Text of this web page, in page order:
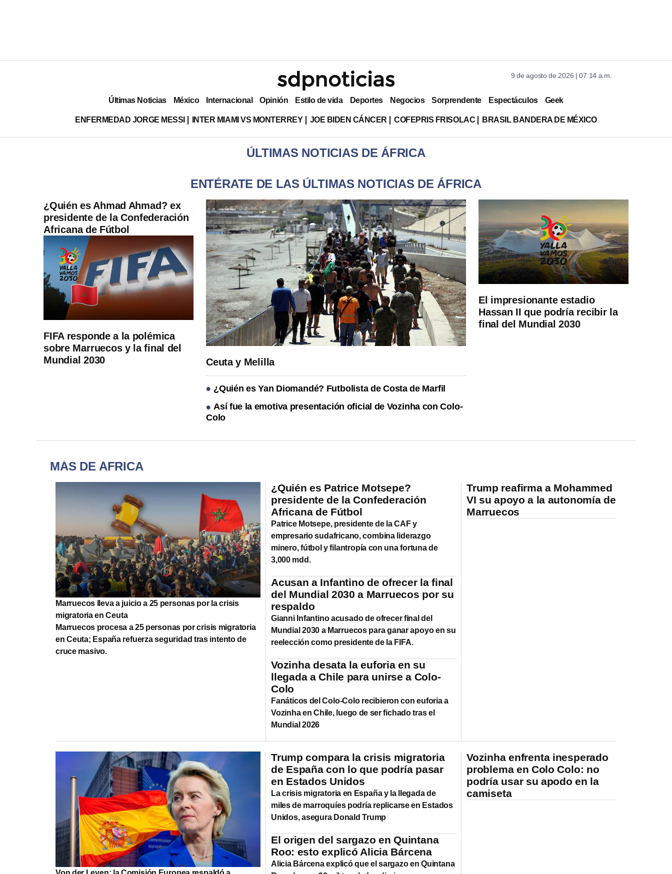
9 de agosto de 2026 | 07:14 a.m.
Últimas Noticias México Internacional Opinión Estilo de vida Deportes Negocios Sorprendente Espectáculos Geek
ENFERMEDAD JORGE MESSI INTER MIAMI VS MONTERREY JOE BIDEN CÁNCER COFEPRIS FRISOLAC BRASIL BANDERA DE MÉXICO
ÚLTIMAS NOTICIAS DE ÁFRICA
ENTÉRATE DE LAS ÚLTIMAS NOTICIAS DE ÁFRICA
¿Quién es Ahmad Ahmad? ex
presidente de la Confederación
Africana de Fútbol
FIFA responde a la polémica
sobre Marruecos y la final del
Mundial 2030
Ceuta y Melilla
¿Quién es Yan Diomandé? Futbolista de Costa de Marfil
Así fue la emotiva presentación oficial de Vozinha con Colo-
Colo
El impresionante estadio
Hassan II que podría recibir la
final del Mundial 2030
MÁS DE ÁFRICA
Marruecos lleva a juicio a 25 personas por la crisis
migratoria en Ceuta
Marruecos procesa a 25 personas por crisis migratoria
en Ceuta; España refuerza seguridad tras intento de
cruce masivo.
¿Quién es Patrice Motsepe?
presidente de la Confederación
Africana de Fútbol
Patrice Motsepe, presidente de la CAF y
empresario sudafricano, combina liderazgo
minero, fútbol y filantropía con una fortuna de
3,000 mdd.
Acusan a Infantino de ofrecer la final
del Mundial 2030 a Marruecos por su
respaldo
Gianni Infantino acusado de ofrecer final del
Mundial 2030 a Marruecos para ganar apoyo en su
reelección como presidente de la FIFA.
Vozinha desata la euforia en su
llegada a Chile para unirse a Colo-
Colo
Fanáticos del Colo-Colo recibieron con euforia a
Vozinha en Chile, luego de ser fichado tras el
Mundial 2026
Trump reafirma a Mohammed
VI su apoyo a la autonomía de
Marruecos
Trump compara la crisis migratoria
de España con lo que podría pasar
en Estados Unidos
La crisis migratoria en España y la llegada de
miles de marroquíes podría replicarse en Estados
Unidos, asegura Donald Trump
El origen del sargazo en Quintana
Roo: esto explicó Alicia Bárcena
Alicia Bárcena explicó que el sargazo en Quintana
Vozinha enfrenta inesperado
problema en Colo Colo: no
podría usar su apodo en la
camiseta